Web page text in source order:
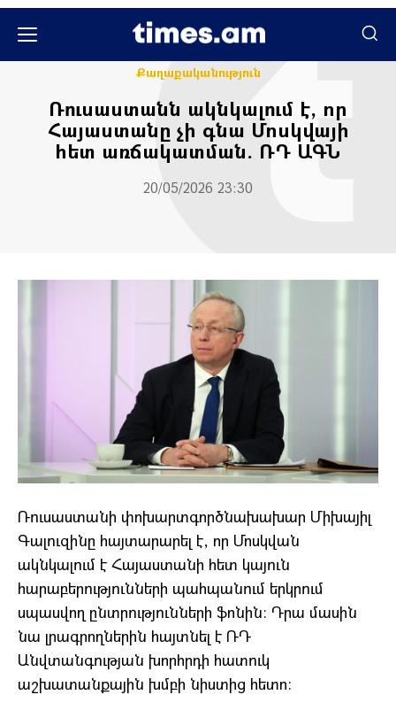
Քաղաքականություն
Ռուսաստանն ակնկալում է, որ
Հայաստանը չի գնա Մոսկվայի
հետ առճակատման. ՌԴ ԱԳՆ
20/05/2026 23:30
Ռուսաստանի փոխարտգործնախախար Միխայիլ
Գալուզինը հայտարարել է, որ Մոսկվան
ակնկալում է Հայաստանի հետ կայուն
հարաբերությունների պահպանում երկրում
սպասվող ընտրությունների ֆոնին։ Դրա մասին
նա լրագրողներին հայտնել է ՌԴ
Անվտանգության խորհրդի հատուկ
աշխատանքային խմբի նիստից հետո։